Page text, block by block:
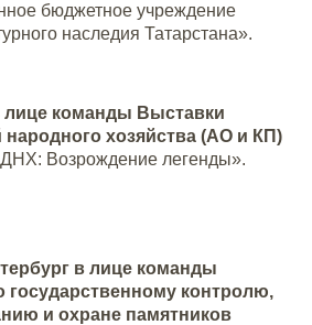
бюджетное учреждение
наследия Татарстана».
лице команды Выставки
народного хозяйства (АО и КП)
Возрождение легенды».
в лице команды
государственному контролю,
и охране памятников